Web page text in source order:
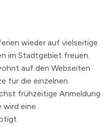
wieder auf vielseitige
im Stadtgebiet freuen.
auf den Webseiten
für die einzelnen
frühzeitige Anmeldung
wird eine